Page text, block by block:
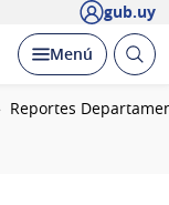
gub.uy
Desplegar
Menú Abrir
Reportes